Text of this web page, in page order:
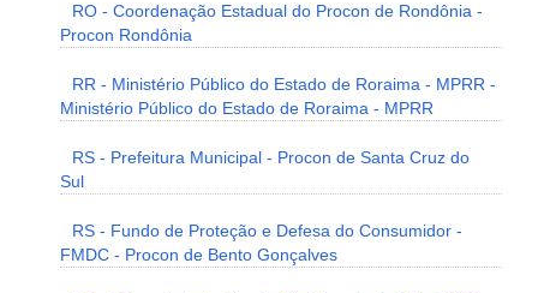
RO - Coordenação Estadual do Procon de Rondônia -
Procon Rondônia
RR - Ministério Público do Estado de Roraima - MPRR -
Ministério Público do Estado de Roraima - MPRR
RS - Prefeitura Municipal - Procon de Santa Cruz do
Sul
RS - Fundo de Proteção e Defesa do Consumidor -
FMDC - Procon de Bento Gonçalves